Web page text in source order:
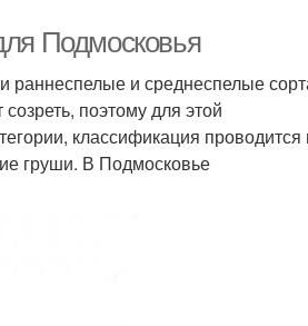
Подмосковья
раннеспелые и среднеспелые
поэтому для этой
классификация проводится
груши. В Подмосковье